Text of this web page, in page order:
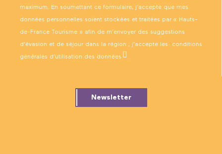
maximum. En soumettant ce formulaire, j’accepte que mes
données personnelles soient stockées et traitées par « Hauts-
de-France Tourisme » afin de m’envoyer des suggestions
d’évasion et de séjour dans la région ; j’accepte les conditions
générales d’utilisation des données .
Newsletter